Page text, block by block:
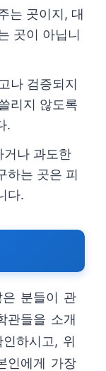
는 곳이지, 대
곳이 아닙니
나 검증되지
리지 않도록
.
거나 과도한
하는 곳은 피
다.
은 분들이 관
관들을 소개
하시고, 위
인에게 가장